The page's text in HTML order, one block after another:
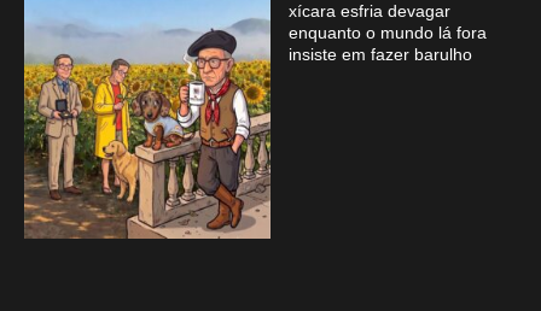
xícara esfria devagar
enquanto o mundo lá fora
insiste em fazer barulho